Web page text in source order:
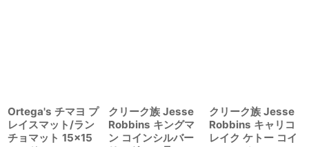
Ortega's チマヨ プ
レイスマット/ラン
チョマット 15×15
クリーク族 Jesse
Robbins キングマ
ン コインシルバー
クリーク族 Jesse
Robbins キャリコ
レイク ケトー コイ